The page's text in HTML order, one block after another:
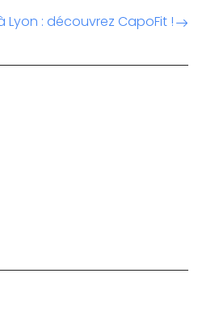
Lyon : découvrez CapoFit !